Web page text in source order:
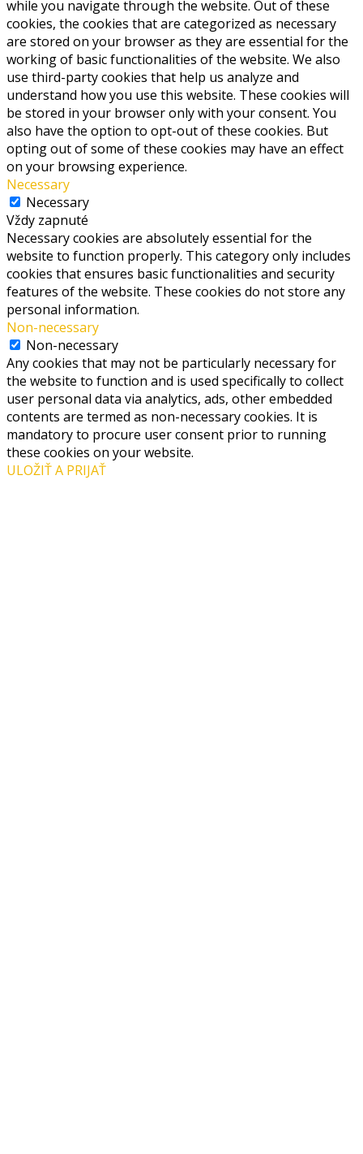
while you navigate through the website. Out of these
cookies, the cookies that are categorized as necessary
are stored on your browser as they are essential for the
working of basic functionalities of the website. We also
use third-party cookies that help us analyze and
understand how you use this website. These cookies will
be stored in your browser only with your consent. You
also have the option to opt-out of these cookies. But
opting out of some of these cookies may have an effect
on your browsing experience.
Necessary
Necessary
Vždy zapnuté
Necessary cookies are absolutely essential for the
website to function properly. This category only includes
cookies that ensures basic functionalities and security
features of the website. These cookies do not store any
personal information.
Non-necessary
Non-necessary
Any cookies that may not be particularly necessary for
the website to function and is used specifically to collect
user personal data via analytics, ads, other embedded
contents are termed as non-necessary cookies. It is
mandatory to procure user consent prior to running
these cookies on your website.
ULOŽIŤ A PRIJAŤ